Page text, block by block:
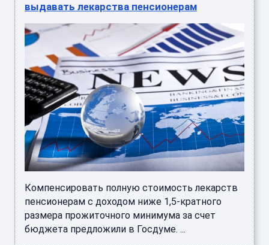
выдавать лекарства пенсионерам
Компенсировать полную стоимость лекарств
пенсионерам с доходом ниже 1,5-кратного
размера прожиточного минимума за счет
бюджета предложили в Госдуме. ...